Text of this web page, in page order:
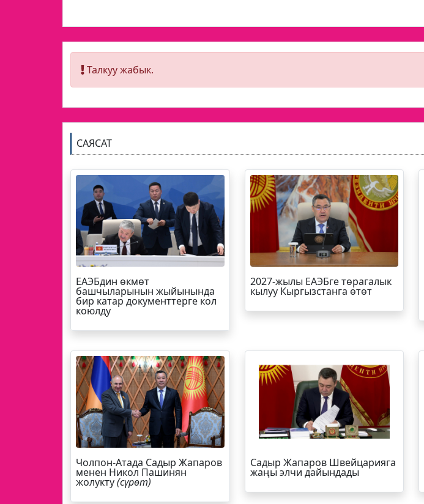
Талкуу жабык.
САЯСАТ
ЕАЭБдин өкмөт
башчыларынын жыйынында
бир катар документтерге кол
коюлду
2027-жылы ЕАЭБге төрагалык
кылуу Кыргызстанга өтөт
Чолпон-Атада Садыр Жапаров
менен Никол Пашинян
жолукту(сүрөт)
Садыр Жапаров Швейцарияга
жаңы элчи дайындады